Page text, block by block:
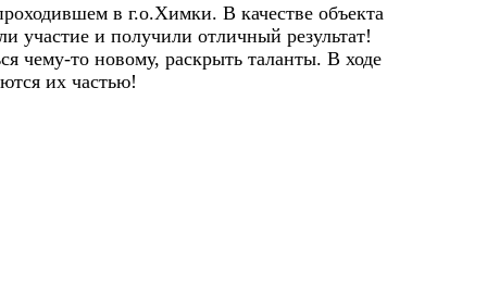
в г.о.Химки. В качестве объекта
участие и получили отличный результат!
чему-то новому, раскрыть таланты. В ходе
их частью!